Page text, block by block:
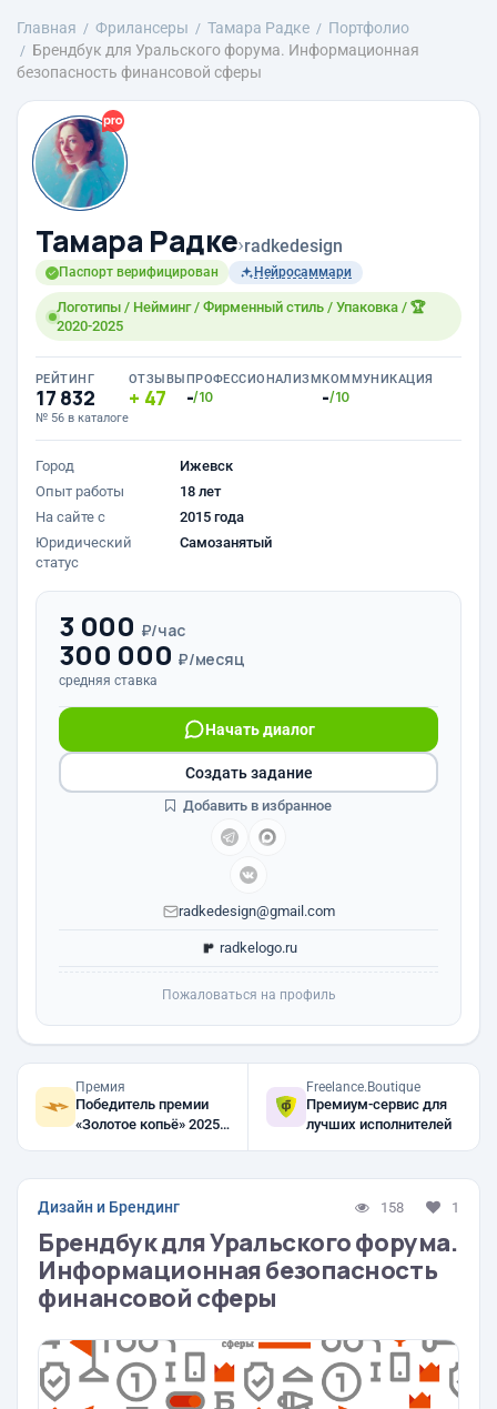
Главная Фрилансеры Тамара Радке
Портфолио
Брендбук для Уральского форума. Информационная
безопасность финансовой сферы
Тамара Радке›radkedesign
Паспорт верифицирован Нейросаммари
Логотипы / Нейминг / Фирменный стиль / Упаковка / 🏆
2020-2025
РЕЙТИНГ
17 832
№ 56 в каталоге
ОТЗЫВЫ
47
ПРОФЕССИОНАЛИЗМ
-/10
КОММУНИКАЦИЯ
-/10
Город
Ижевск
Опыт работы
18 лет
На сайте с
2015 года
Юридический
статус
Самозанятый
3 000 ₽/час
300 000 ₽/месяц
средняя ставка
Начать диалог
radkedesign@gmail.com
radkelogo.ru
Создать задание
Добавить в избранное
Пожаловаться на профиль
Премия
Победитель премии
«Золотое копьё» 2025,
Freelance.Boutique
Премиум-сервис для
лучших исполнителей
Дизайн и Брендинг 158 1
Брендбук для Уральского форума.
Информационная безопасность
финансовой сферы